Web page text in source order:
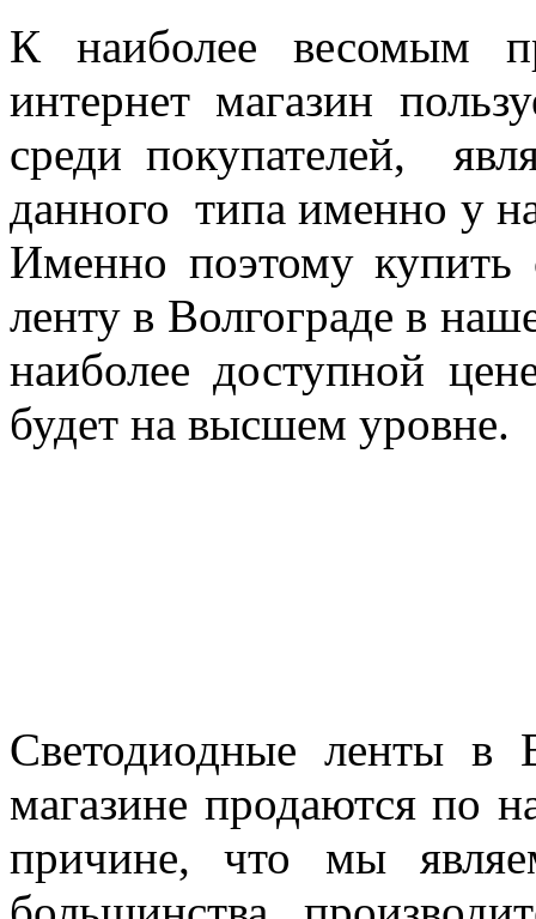
К наиболее весомым
интернет магазин
среди покупателей,
данного типа именно у
Именно поэтому купить
ленту в Волгограде в
наиболее доступной
будет на высшем уровне.
Светодиодные ленты в
магазине продаются по
причине, что мы